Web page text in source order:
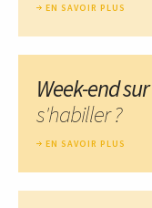
EN SAVOIR PLUS
Week-end
s'habiller ?
EN SAVOIR PLUS